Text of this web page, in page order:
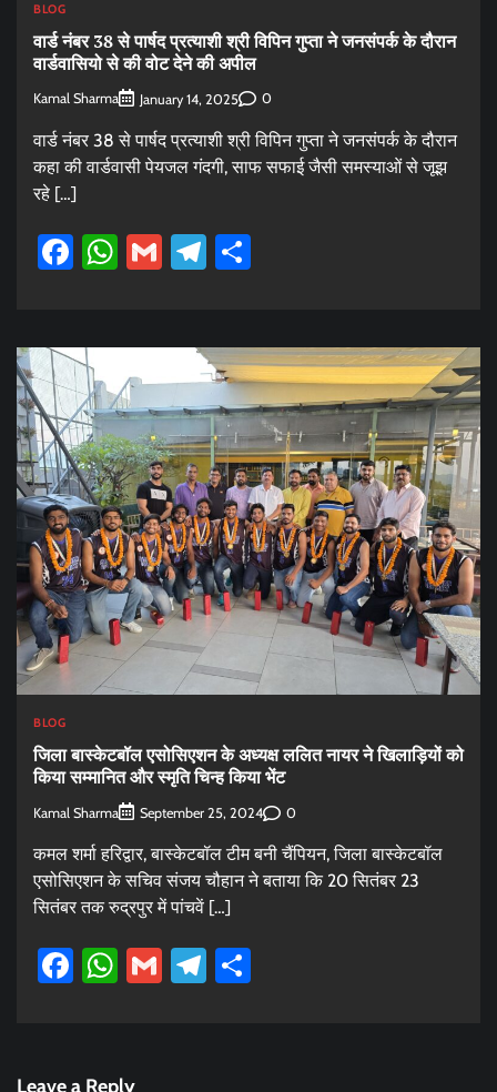
BLOG
वार्ड नंबर 38 से पार्षद प्रत्याशी श्री विपिन गुप्ता ने जनसंपर्क के दौरान
वार्डवासियो से की वोट देने की अपील
Kamal Sharma January 14, 2025 0
वार्ड नंबर 38 से पार्षद प्रत्याशी श्री विपिन गुप्ता ने जनसंपर्क के दौरान
कहा की वार्डवासी पेयजल गंदगी, साफ सफाई जैसी समस्याओं से जूझ
रहे […]
Facebook
WhatsApp
GmailTelegram
BLOG
जिला बास्केटबॉल एसोसिएशन के अध्यक्ष ललित नायर ने खिलाड़ियों को
किया सम्मानित और स्मृति चिन्ह किया भेंट
Kamal Sharma September 25, 2024 0
कमल शर्मा हरिद्वार, बास्केटबॉल टीम बनी चैंपियन, जिला बास्केटबॉल
एसोसिएशन के सचिव संजय चौहान ने बताया कि 20 सितंबर 23
सितंबर तक रुद्रपुर में पांचवें […]
Facebook
WhatsApp
GmailTelegram
Leave a Reply